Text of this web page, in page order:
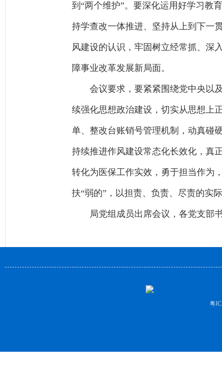
到“两个维护”。要深化运用好学习教
持学查改一体推进、坚持从上到下一
风建设的认识，牢固树立经常抓、深
障事业改革发展新局面。
会议要求，要紧紧围绕党中央以及
续强化思想政治建设，切实从思想上
单、整改台账销号管理机制，动真碰
持续推进作风建设常态化长效化，真
转化为医保工作实效，勇于担当作为
扶“弱的”，以担责、负责、尽责的实
局党组成员出席会议，各党支部书
粤